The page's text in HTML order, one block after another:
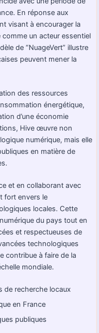
En réponse aux
visant à encourager la
comme un acteur essentiel
de “NuageVert” illustre
peuvent mener la
des ressources
énergétique,
d’une économie
Hive œuvre non
numérique, mais elle
en matière de
et en collaborant avec
fort envers le
locales. Cette
du pays tout en
et respectueuses de
technologiques
contribue à faire de la
mondiale.
de recherche locaux
en France
publiques